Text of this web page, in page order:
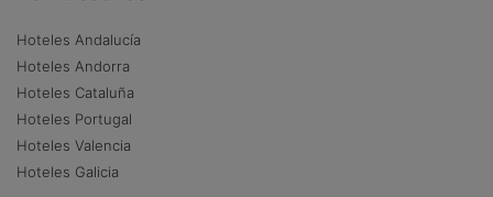
Hoteles Andalucía
Hoteles Andorra
Hoteles Cataluña
Hoteles Portugal
Hoteles Valencia
Hoteles Galicia